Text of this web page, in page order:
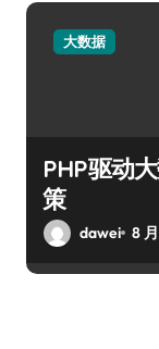
大数据
PHP驱动
策
dawei 8